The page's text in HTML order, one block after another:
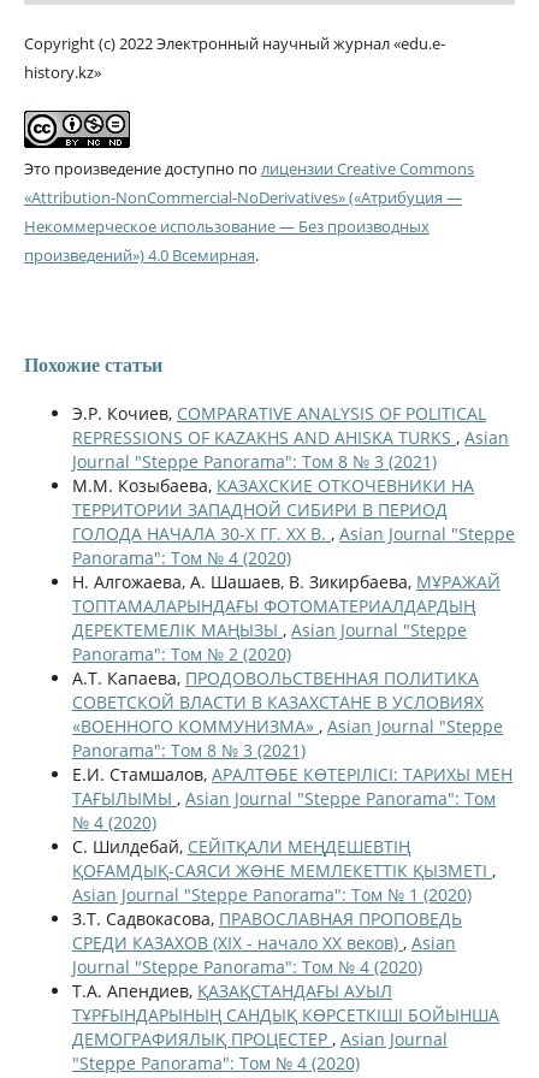
Copyright (c) 2022 Электронный научный журнал «edu.e-
history.kz»
Это произведение доступно по лицензии Creative Commons
«Attribution-NonCommercial-NoDerivatives» («Атрибуция —
Некоммерческое использование — Без производных
произведений») 4.0 Всемирная.
Похожие статьи
Э.Р. Кочиев, COMPARATIVE ANALYSIS OF POLITICAL
REPRESSIONS OF KAZAKHS AND AHISKA TURKS , Asian
Journal "Steppe Panorama": Том 8 № 3 (2021)
М.М. Козыбаева, КАЗАХСКИЕ ОТКОЧЕВНИКИ НА
ТЕРРИТОРИИ ЗАПАДНОЙ СИБИРИ В ПЕРИОД
ГОЛОДА НАЧАЛА 30-Х ГГ. XX В. , Asian Journal "Steppe
Panorama": Том № 4 (2020)
Н. Алгожаева, А. Шашаев, В. Зикирбаева, МҰРАЖАЙ
ТОПТАМАЛАРЫНДАҒЫ ФОТОМАТЕРИАЛДАРДЫҢ
ДЕРЕКТЕМЕЛІК МАҢЫЗЫ , Asian Journal "Steppe
Panorama": Том № 2 (2020)
А.Т. Капаева, ПРОДОВОЛЬСТВЕННАЯ ПОЛИТИКА
СОВЕТСКОЙ ВЛАСТИ В КАЗАХСТАНЕ В УСЛОВИЯХ
«ВОЕННОГО КОММУНИЗМА» , Asian Journal "Steppe
Panorama": Том 8 № 3 (2021)
Е.И. Стамшалов, АРАЛТӨБЕ КӨТЕРІЛІСІ: ТАРИХЫ МЕН
ТАҒЫЛЫМЫ , Asian Journal "Steppe Panorama": Том
№ 4 (2020)
С. Шилдебай, СЕЙІТҚАЛИ МЕҢДЕШЕВТІҢ
ҚОҒАМДЫҚ-САЯСИ ЖƏНЕ МЕМЛЕКЕТТІК ҚЫЗМЕТІ ,
Asian Journal "Steppe Panorama": Том № 1 (2020)
З.Т. Садвокасова, ПРАВОСЛАВНАЯ ПРОПОВЕДЬ
СРЕДИ КАЗАХОВ (XIX - начало XX веков) , Asian
Journal "Steppe Panorama": Том № 4 (2020)
Т.А. Апендиев, ҚАЗАҚСТАНДАҒЫ АУЫЛ
ТҰРҒЫНДАРЫНЫҢ САНДЫҚ КӨРСЕТКІШІ БОЙЫНША
ДЕМОГРАФИЯЛЫҚ ПРОЦЕСТЕР , Asian Journal
"Steppe Panorama": Том № 4 (2020)